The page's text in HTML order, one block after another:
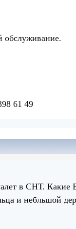
обслуживание.
61 49
в СНТ.
и небльшой